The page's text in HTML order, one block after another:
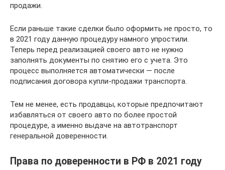
продажи.
Если раньше такие сделки было оформить не просто, то
в 2021 году данную процедуру намного упростили.
Теперь перед реализацией своего авто не нужно
заполнять документы по снятию его с учета. Это
процесс выполняется автоматически — после
подписания договора купли-продажи транспорта.
Тем не менее, есть продавцы, которые предпочитают
избавляться от своего авто по более простой
процедуре, а именно выдаче на автотранспорт
генеральной доверенности.
Права по доверенности в РФ в 2021 году